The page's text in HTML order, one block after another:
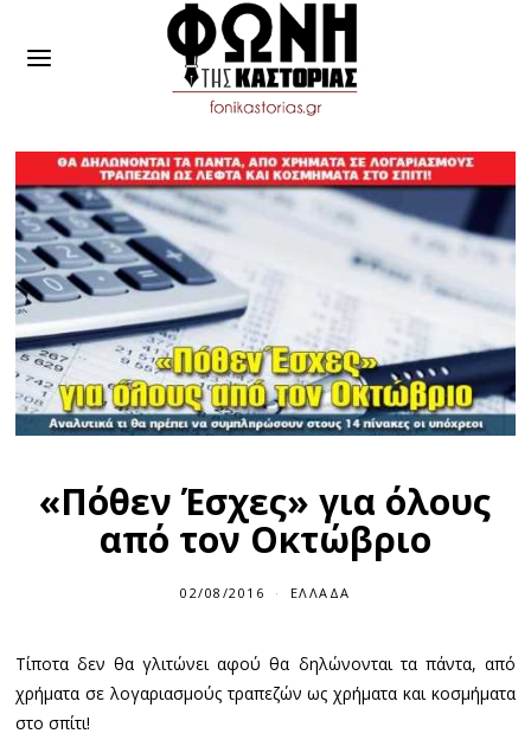
«Πόθεν Έσχες» για όλους
από τον Οκτώβριο
02/08/2016 ΕΛΛΆΔΑ
Tίποτα δεν θα γλιτώνει αφού θα δηλώνονται τα πάντα, από
χρήματα σε λογαριασμούς τραπεζών ως χρήματα και κοσμήματα
στο σπίτι!